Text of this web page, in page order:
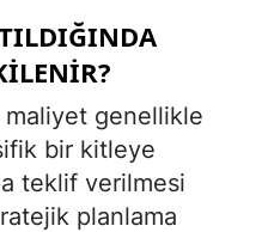
maliyet genellikle
bir kitleye
teklif verilmesi
planlama